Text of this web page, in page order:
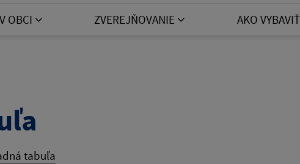
OBCI ZVEREJŇOVANIE AKO VYBAVIŤ
tabuľa